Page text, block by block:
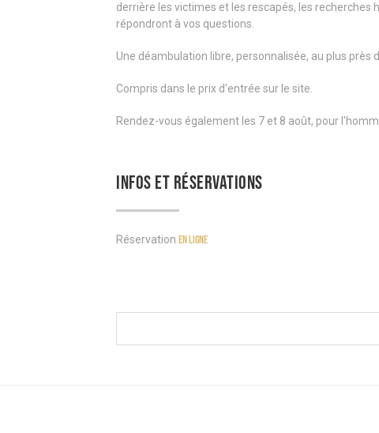
derrière les victimes et les rescapés, les
répondront à vos questions.
Une déambulation libre, personnalisée, au plus près
Compris dans le prix d'entrée sur le site.
Rendez-vous également les 7 et 8 août, pour
INFOS ET RÉSERVATIONS
Réservation en ligne